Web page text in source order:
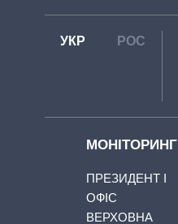
УКР РОС
МОНІТОРИНГ
ПРЕЗИДЕНТ І
ОФІС
ВЕРХОВНА